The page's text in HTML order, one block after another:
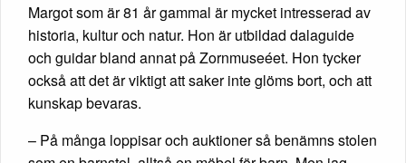
Margot som är 81 år gammal är mycket intresserad av
historia, kultur och natur. Hon är utbildad dalaguide
och guidar bland annat på Zornmuseéet. Hon tycker
också att det är viktigt att saker inte glöms bort, och att
kunskap bevaras.
– På många loppisar och auktioner så benämns stolen